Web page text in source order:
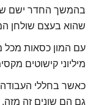
בהמשך החדר ישם
שהוא בעצם שולחן
עם המון כסאות מכל
מיליוני קישוטים
כאשר בחללי
גם הם שונים זה מזה,